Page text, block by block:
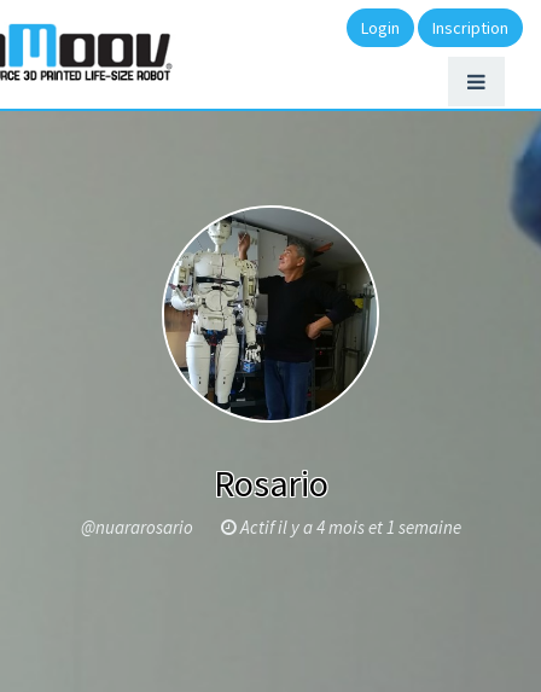
Login Inscription
Rosario
@nuararosario Actif il y a 4 mois et 1 semaine